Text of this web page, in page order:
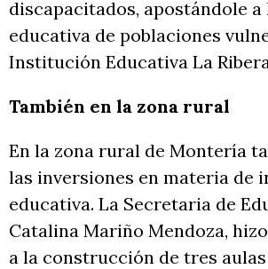
discapacitados, apostándole
educativa de poblaciones
Institución Educativa La
También en la zona rural
En la zona rural de Montería
las inversiones en materia de
educativa. La Secretaria de
Catalina Mariño Mendoza,
a la construcción de tres aulas